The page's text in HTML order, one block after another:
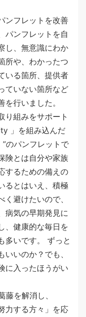
ンフレットを改善
パンフレットを自
し、無意識にわか
所や、わかったつ
いる箇所、提供者
ていない箇所など
行いました。
り組みをサポート
」を組み込んだ
のパンフレットで
険とは自分や家族
するための備えの
るとはいえ、積極
避けたいので、
病気の早期発見に
、健康的な毎日を
多いです。 ずっと
いのか？でも、
に入ったほうがい
を解消し、
力する方々」を応